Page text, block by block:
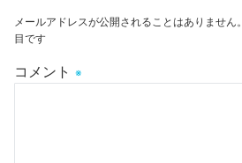
メールアドレスが公開されることはありません。
目です
コメント ※